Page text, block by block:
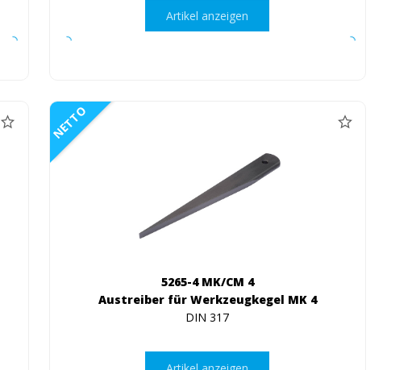
Artikel anzeigen
NETTO
5265-4 MK/CM 4
Austreiber für Werkzeugkegel MK 4
DIN 317